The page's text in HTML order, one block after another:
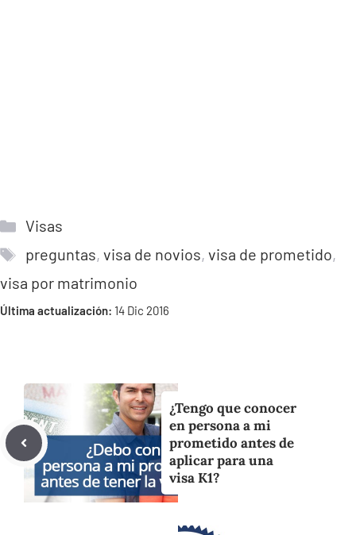
Categorías
Visas
Etiquetas
preguntas, visa de novios, visa de prometido,
visa por matrimonio
Última actualización: 14 Dic 2016
¿Tengo que conocer
en persona a mi
prometido antes de
aplicar para una
visa K1?